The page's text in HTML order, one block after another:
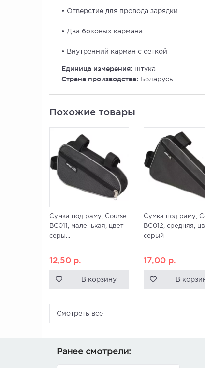
• Отверстие для провода зарядки
• Два боковых кармана
• Внутренний карман с сеткой
Единица измерения: штука
Страна производства: Беларусь
Похожие товары
Сумка под раму, Course
ВС011, маленькая, цвет
серы...
12,50 р.
В корзину
Сумка под раму,
ВС012, средняя,
серый
17,00 р.
В
Смотреть все
Ранее смотрели: